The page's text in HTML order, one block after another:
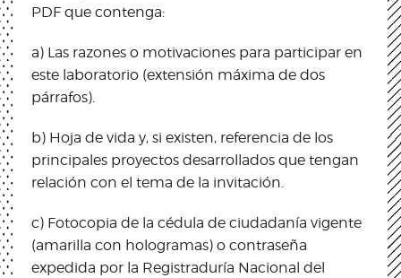
PDF que contenga:
a) Las razones o motivaciones para participar en
este laboratorio (extensión máxima de dos
párrafos).
b) Hoja de vida y, si existen, referencia de los
principales proyectos desarrollados que tengan
relación con el tema de la invitación.
c) Fotocopia de la cédula de ciudadanía vigente
(amarilla con hologramas) o contraseña
expedida por la Registraduría Nacional del